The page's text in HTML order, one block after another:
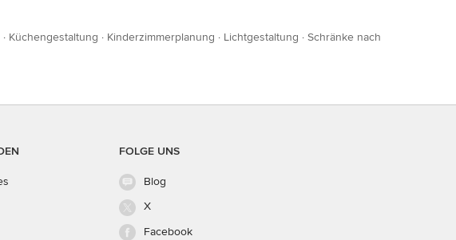
· Küchengestaltung · Kinderzimmerplanung · Lichtgestaltung · Schränke nach
FOLGE UNS
Blog
X
Facebook